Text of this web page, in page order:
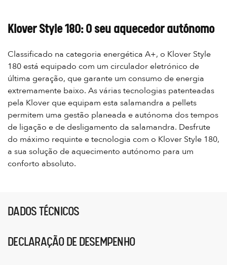
Klover Style 180: O seu aquecedor autónomo
Classificado na categoria energética A+, o Klover Style
180 está equipado com um circulador eletrónico de
última geração, que garante um consumo de energia
extremamente baixo. As várias tecnologias patenteadas
pela Klover que equipam esta salamandra a pellets
permitem uma gestão planeada e autónoma dos tempos
de ligação e de desligamento da salamandra. Desfrute
do máximo requinte e tecnologia com o Klover Style 180,
a sua solução de aquecimento autónomo para um
conforto absoluto.
DADOS TÉCNICOS
DECLARAÇÃO DE DESEMPENHO